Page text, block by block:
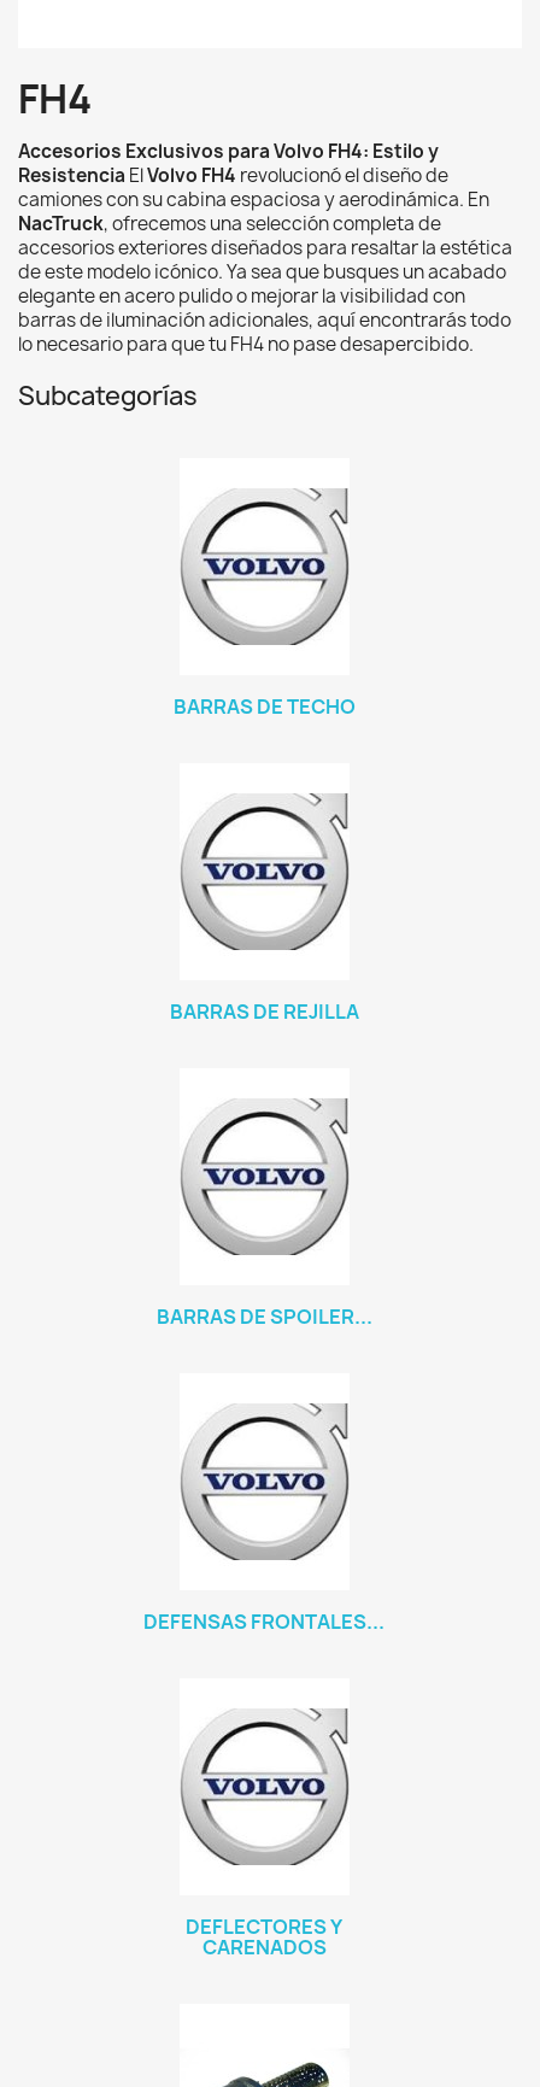
FH4
Accesorios Exclusivos para Volvo FH4: Estilo y
Resistencia ElVolvo FH4 revolucionó el diseño de
camiones con su cabina espaciosa y aerodinámica. En
NacTruck, ofrecemos una selección completa de
accesorios exteriores diseñados para resaltar la estética
de este modelo icónico. Ya sea que busques un acabado
elegante en acero pulido o mejorar la visibilidad con
barras de iluminación adicionales, aquí encontrarás todo
lo necesario para que tu FH4 no pase desapercibido.
Subcategorías
BARRAS DE TECHO
BARRAS DE REJILLA
BARRAS DE SPOILER...
DEFENSAS FRONTALES...
DEFLECTORES Y
CARENADOS